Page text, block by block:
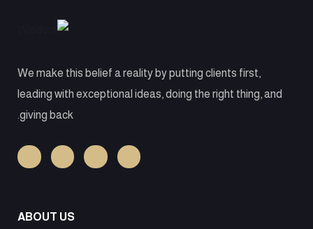
We make this belief a reality by putting clients first,
leading with exceptional ideas, doing the right thing, and
giving back.
ABOUT US